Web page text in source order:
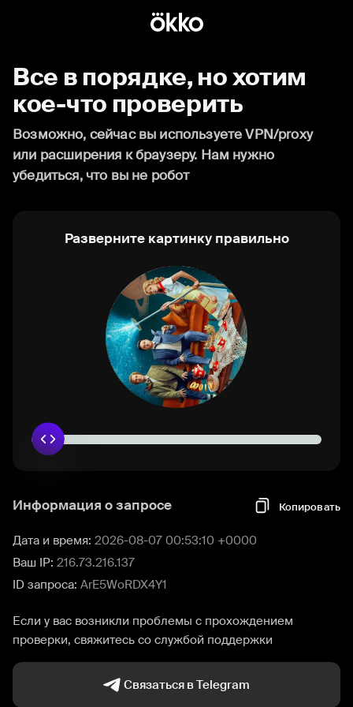
Все в порядке, но хотим
кое-что проверить
Возможно, сейчас вы используете VPN/proxy
или расширения к браузеру. Нам нужно
убедиться, что вы не робот
Разверните картинку правильно
Информация о запросе Копировать
Дата и время: 2026-08-07 00:53:10 +0000
Ваш IP: 216.73.216.137
ID запроса: ArE5WoRDX4Y1
Если у вас возникли проблемы с прохождением
проверки, свяжитесь со службой поддержки
Связаться в Telegram